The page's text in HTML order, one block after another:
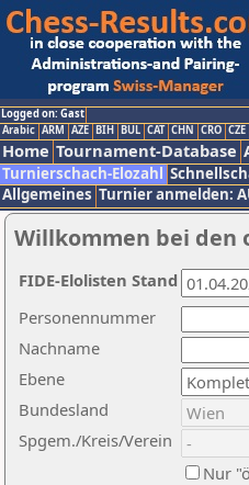
Logged on: Gast
Arabic ARM AZE BIH BUL CAT CHN CRO CZE
Home Tournament-Database
Turnierschach-Elozahl
Allgemeines Turnier anmelden:
Willkommen bei den
Nachname
Ebene
Personennummer
Bundesland
Spgem./Kreis/Verein
Nur
FIDE-Elolisten Stand